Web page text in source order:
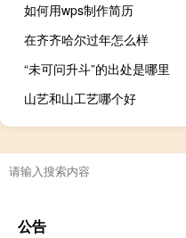
如何用wps制作简历
在齐齐哈尔过年怎么样
“未可问升斗”的出处是哪里
山艺和山工艺哪个好
公告